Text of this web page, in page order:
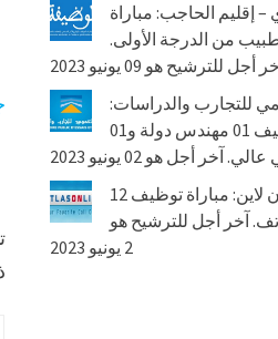
إقليم الحاجب: مباراة
01 طبيب من الدرجة الأولى.
أجل للترشيح هو 09 يونيو 2023
للتجارب والدراسات:
مباراة توظيف 01 مهندس دولة و01
آخر أجل هو 02 يونيو 2023
أطلس أون لاين: مباراة توظيف 12
آخر أجل للترشيح هو
2 يونيو 2023